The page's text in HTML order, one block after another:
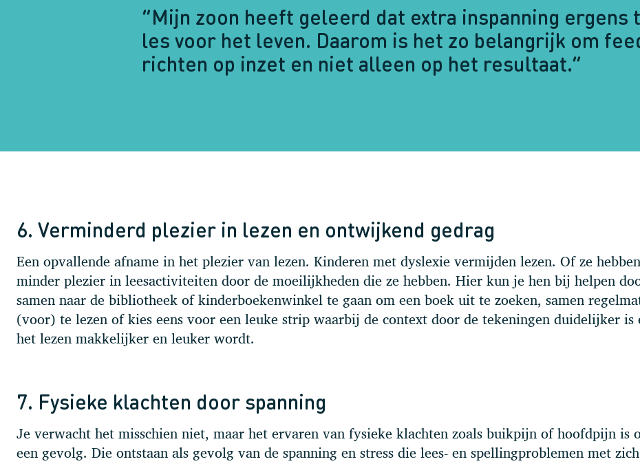
“Mijn zoon heeft geleerd dat extra inspanning ergens
les voor het leven. Daarom is het zo belangrijk om
richten op inzet en niet alleen op het resultaat.”
6. Verminderd plezier in lezen en ontwijkend gedrag
Een opvallende afname in het plezier van lezen. Kinderen met dyslexie vermijden lezen. Of ze hebben
minder plezier in leesactiviteiten door de moeilijkheden die ze hebben. Hier kun je hen bij helpen
samen naar de bibliotheek of kinderboekenwinkel te gaan om een boek uit te zoeken, samen
(voor) te lezen of kies eens voor een leuke strip waarbij de context door de tekeningen duidelijker is
het lezen makkelijker en leuker wordt.
7. Fysieke klachten door spanning
Je verwacht het misschien niet, maar het ervaren van fysieke klachten zoals buikpijn of hoofdpijn is
een gevolg. Die ontstaan als gevolg van de spanning en stress die lees- en spellingproblemen met zich